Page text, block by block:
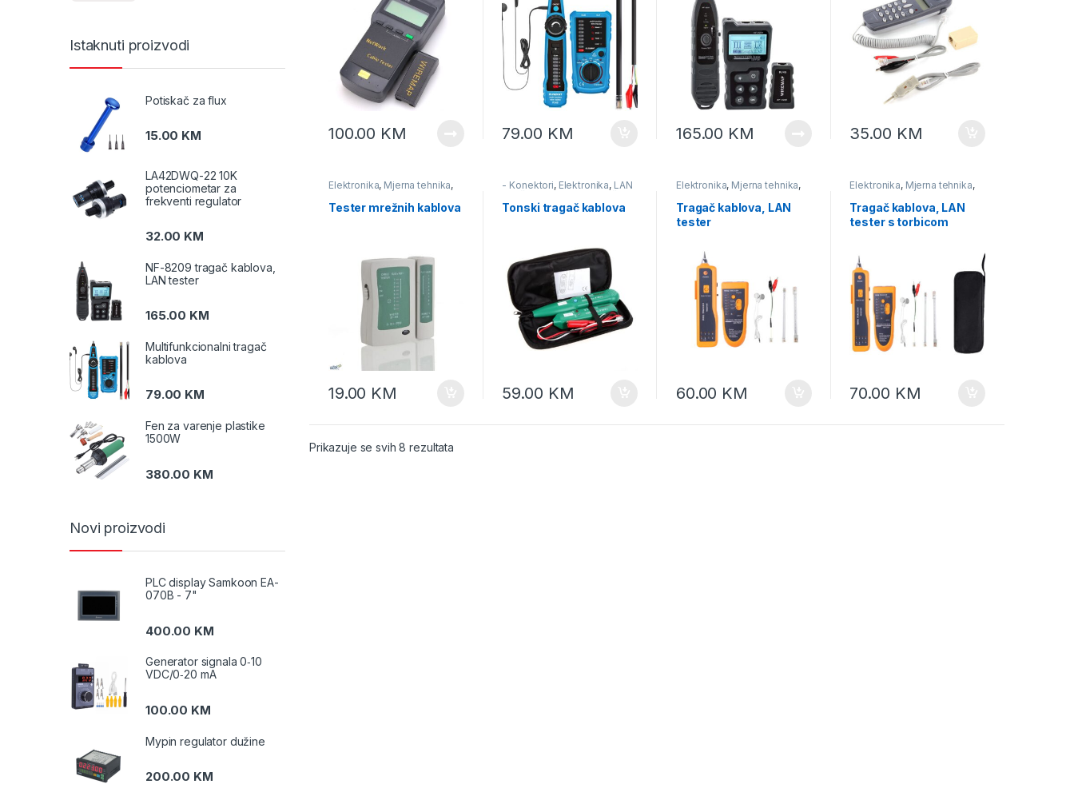
100.00 KM 79.00 KM 165.00 KM 35.00 KM
Elektronika, Mjerna tehnika,
Tester mrežnih kablova
19.00 KM
- Konektori, Elektronika, LAN
Mjerna tehnika,Testeri
Tonski tragač kablova
59.00 KM
Elektronika, Mjerna tehnika,
Tragač kablova, LAN
tester
60.00 KM
Elektronika, Mjerna tehnika,
Tragač kablova, LAN
tester s torbicom
70.00 KM
Prikazuje se svih 8 rezultata
Istaknuti proizvodi
Potiskač za flux
15.00 KM
LA42DWQ-22 10K
potenciometar za
frekventi regulator
32.00 KM
NF-8209 tragač kablova,
LAN tester
165.00 KM
Multifunkcionalni tragač
kablova
79.00 KM
Fen za varenje plastike
1500W
380.00 KM
Novi proizvodi
PLC display Samkoon EA-
070B - 7"
400.00 KM
Generator signala 0‑10
VDC/0‑20 mA
100.00 KM
Mypin regulator dužine
200.00 KM